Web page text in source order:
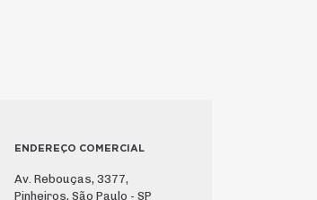
ENDEREÇO COMERCIAL
Av. Rebouças, 3377,
Pinheiros, São Paulo - SP